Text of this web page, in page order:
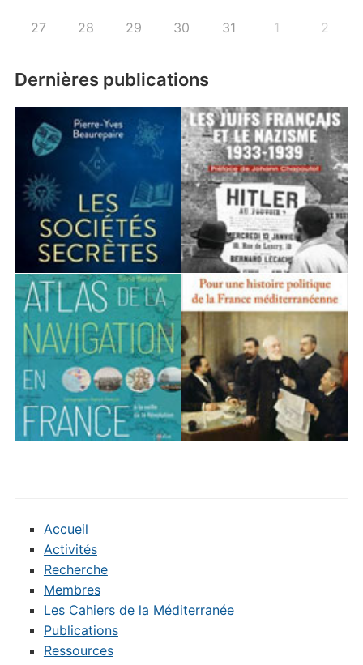
27 28 29 30 31 1 2
Dernières publications
Accueil
Activités
Recherche
Membres
Les Cahiers de la Méditerranée
Publications
Ressources